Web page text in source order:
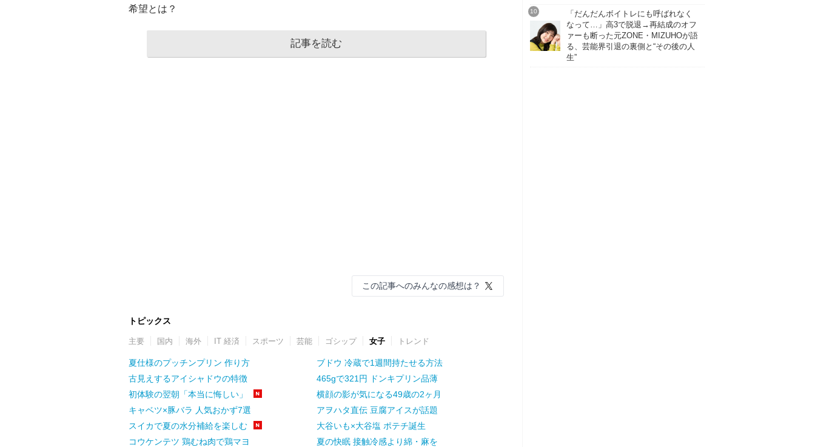
希望とは？
記事を読む
この記事へのみんなの感想は？
トピックス
主要 国内 海外 IT 経済 スポーツ 芸能 ゴシップ 女子 トレンド
夏仕様のプッチンプリン 作り方
古見えするアイシャドウの特徴
初体験の翌朝「本当に悔しい」
キャベツ×豚バラ 人気おかず7選
スイカで夏の水分補給を楽しむ
コウケンテツ 鶏むね肉で鶏マヨ
ブドウ 冷蔵で1週間持たせる方法
465gで321円 ドンキプリン品薄
横顔の影が気になる49歳の2ヶ月
アヲハタ直伝 豆腐アイスが話題
大谷いも×大谷塩 ポテチ誕生
夏の快眠 接触冷感より綿・麻を
「だんだんボイトレにも呼ばれなく
なって…」高3で脱退→再結成のオフ
ァーも断った元ZONE・MIZUHOが語
る、芸能界引退の裏側と“その後の人
生”